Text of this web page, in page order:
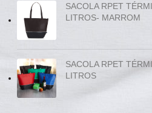
SACOLA RPET
LITROS- MARROM
SACOLA RPET
LITROS